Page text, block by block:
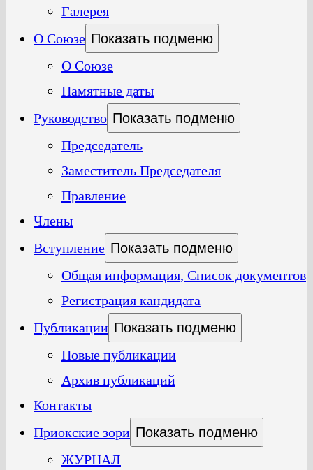
Галерея
О Союзе Показать подменю
О Союзе
Памятные даты
Руководство Показать подменю
Председатель
Заместитель Председателя
Правление
Члены
Вступление Показать подменю
Общая информация, Список документов
Регистрация кандидата
Публикации Показать подменю
Новые публикации
Архив публикаций
Контакты
Приокские зори Показать подменю
ЖУРНАЛ